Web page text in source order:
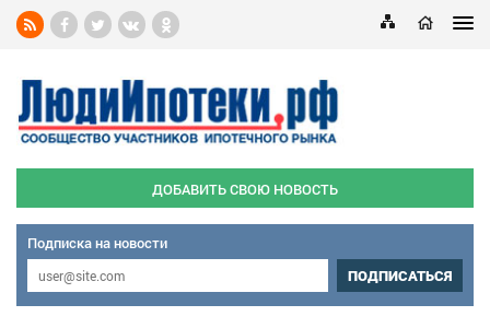
ДОБАВИТЬ СВОЮ НОВОСТЬ
Подписка на новости
ПОДПИСАТЬСЯ